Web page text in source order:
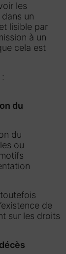
les
un
lisible par
à un
cela est
du
du
ou
de
sur les droits